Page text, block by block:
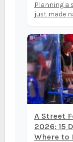
Planning a
just made
A Street Food Guide to Bangkok in
2026: 15
Where to